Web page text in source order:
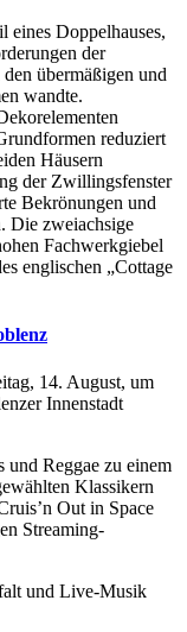
eines Doppelhauses,
der
übermäßigen und
wandte.
reduziert
Häusern
der Zwillingsfenster
Bekrönungen und
Die zweiachsige
Fachwerkgiebel
englischen „Cottage
14. August, um
Innenstadt
Reggae zu einem
Klassikern
Out in Space
Streaming-
und Live-Musik